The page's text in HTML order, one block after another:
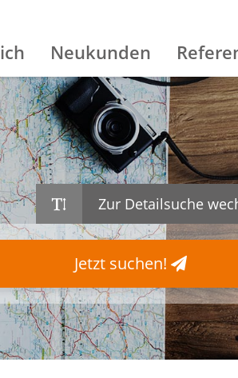
Neukunden
Zur Detailsuche
Jetzt suchen!